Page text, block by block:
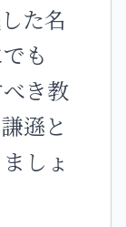
た名
も
き教
遜と
しょ